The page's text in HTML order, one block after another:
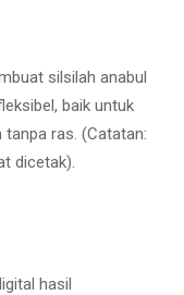
silsilah anabul
baik untuk
ras. (Catatan:
dicetak).
hasil